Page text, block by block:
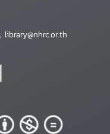
library@nhrc.or.th